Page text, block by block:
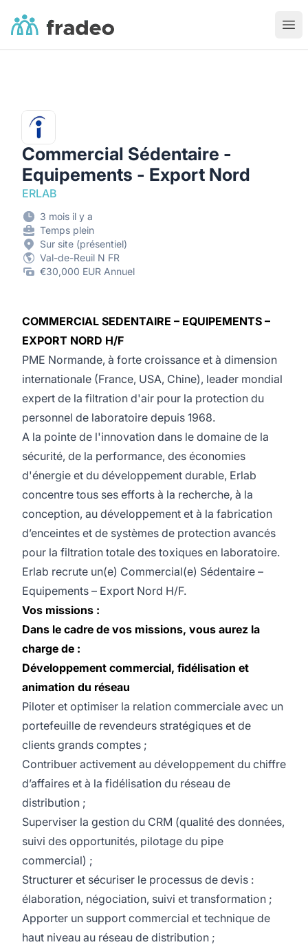
Fradeo
Commercial Sédentaire -
Equipements - Export Nord
ERLAB
3 mois il y a
Temps plein
Sur site (présentiel)
Val-de-Reuil N FR
€30,000 EUR Annuel
COMMERCIAL SEDENTAIRE – EQUIPEMENTS –
EXPORT NORD H/F
PME Normande, à forte croissance et à dimension
internationale (France, USA, Chine), leader mondial
expert de la filtration d'air pour la protection du
personnel de laboratoire depuis 1968.
A la pointe de l'innovation dans le domaine de la
sécurité, de la performance, des économies
d'énergie et du développement durable, Erlab
concentre tous ses efforts à la recherche, à la
conception, au développement et à la fabrication
d’enceintes et de systèmes de protection avancés
pour la filtration totale des toxiques en laboratoire.
Erlab recrute un(e) Commercial(e) Sédentaire –
Equipements – Export Nord H/F.
Vos missions :
Dans le cadre de vos missions, vous aurez la
charge de :
Développement commercial, fidélisation et
animation du réseau
Piloter et optimiser la relation commerciale avec un
portefeuille de revendeurs stratégiques et de
clients grands comptes ;
Contribuer activement au développement du chiffre
d’affaires et à la fidélisation du réseau de
distribution ;
Superviser la gestion du CRM (qualité des données,
suivi des opportunités, pilotage du pipe
commercial) ;
Structurer et sécuriser le processus de devis :
élaboration, négociation, suivi et transformation ;
Apporter un support commercial et technique de
haut niveau au réseau de distribution ;